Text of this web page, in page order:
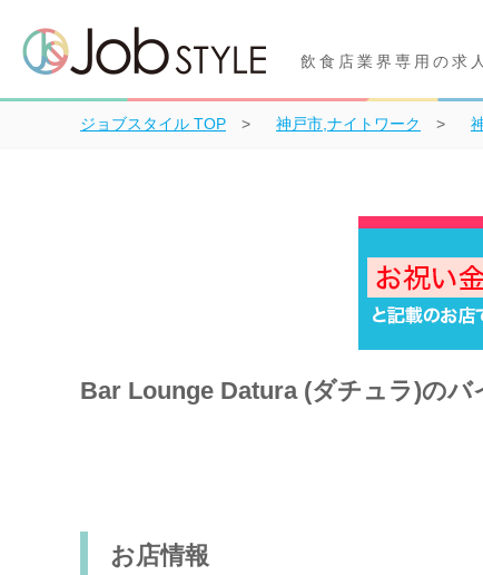
飲食店業界専用の求
ジョブスタイル TOP 神戸市,ナイトワーク
Bar Lounge Datura (ダチュラ)のバ
お店情報